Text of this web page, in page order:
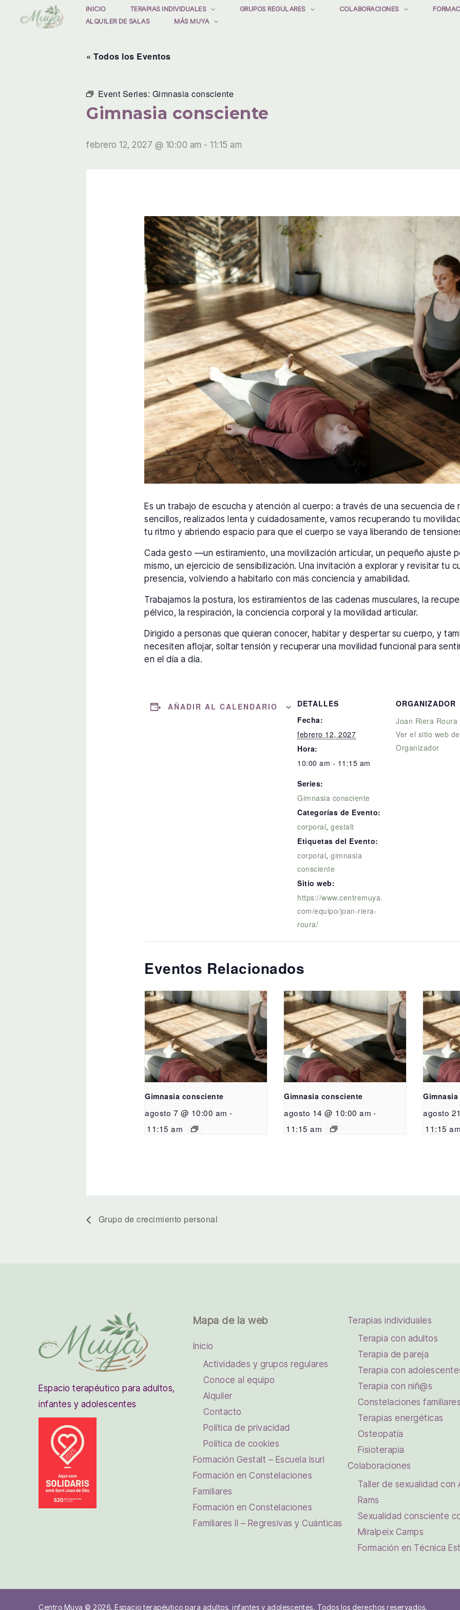
INICIO TERAPIAS INDIVIDUALES GRUPOS REGULARES COLABORACIONES
ALQUILER DE SALAS
MÁS MUYA
« Todos los Eventos
Event Series: Gimnasia consciente
Gimnasia consciente
febrero 12, 2027 @ 10:00 am - 11:15 am
Es un trabajo de escucha y atención al cuerpo: a través de una secuencia de
sencillos, realizados lenta y cuidadosamente, vamos recuperando tu
tu ritmo y abriendo espacio para que el cuerpo se vaya liberando de
Cada gesto —un estiramiento, una movilización articular, un pequeño ajuste
mismo, un ejercicio de sensibilización. Una invitación a explorar y revisitar tu
presencia, volviendo a habitarlo con más conciencia y amabilidad.
Trabajamos la postura, los estiramientos de las cadenas musculares, la
pélvico, la respiración, la conciencia corporal y la movilidad articular.
Dirigido a personas que quieran conocer, habitar y despertar su cuerpo, y
necesiten aflojar, soltar tensión y recuperar una movilidad funcional para
en el día a día.
AÑADIR AL CALENDARIO
DETALLES
Fecha:
febrero 12, 2027
Hora:
10:00 am - 11:15 am
Series:
Gimnasia consciente
Categorías de Evento:
corporal,gestalt
Etiquetas del Evento:
corporal,gimnasia
consciente
Sitio web:
https://www.centremuya.
com/equipo/joan-riera-
roura/
ORGANIZADOR
Joan Riera Roura
Ver el sitio web
Organizador
Eventos Relacionados
Gimnasia consciente
agosto 7 @ 10:00 am -
11:15 am
Gimnasia consciente
agosto 14 @ 10:00 am -
11:15 am
agosto
11:15
Grupo de crecimiento personal
Espacio terapéutico para adultos,
infantes y adolescentes
Mapa de la web
Inicio
Actividades y grupos regulares
Conoce al equipo
Alquiler
Contacto
Política de privacidad
Política de cookies
Formación Gestalt – Escuela Isuri
Formación en Constelaciones
Familiares
Formación en Constelaciones
Familiares II – Regresivas y Cuánticas
Terapias individuales
Terapia con adultos
Terapia de pareja
Terapia con
Terapia con niñ@s
Constelaciones
Terapias energéticas
Osteopatía
Fisioterapia
Colaboraciones
Taller de sexualidad con
Rams
Sexualidad consciente
Miralpeix Camps
Formación en Técnica
Centro Muya © 2026. Espacio terapéutico para adultos, infantes y adolescentes. Todos los derechos reservados.